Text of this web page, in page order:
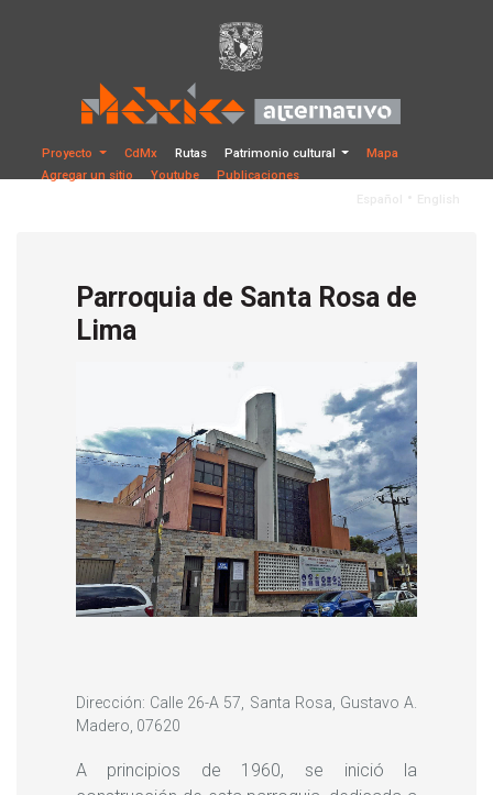
Proyecto CdMx Rutas Patrimonio cultural
Mapa
Agregar un sitio
Youtube
Publicaciones
Parroquia de Santa Rosa de
Lima
Dirección: Calle 26-A 57, Santa Rosa, Gustavo A.
Madero, 07620
A principios de 1960, se inició la